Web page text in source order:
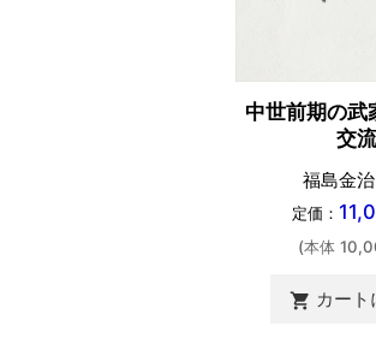
中世前期の武
交流
福島金
定価：
(本体
shopping_cart カート